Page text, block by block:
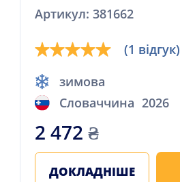
Артикул: 381662
(1 відгук)
зимова
Словаччина 2026
2 472 ₴
ДОКЛАДНІШЕ